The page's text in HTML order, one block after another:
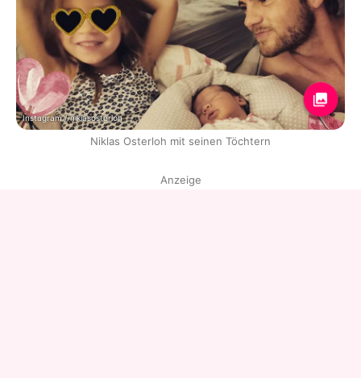
Instagram / niklasosterloh
Niklas Osterloh mit seinen Töchtern
Anzeige